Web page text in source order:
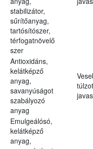
stabilizátor,
sűrítőanyag,
tartósítószer,
térfogatnövelő
szer
Antioxidáns,
kelátképző
anyag,
savanyúságot
szabályozó
anyag
Emulgeálósó,
kelátképző
anyag,